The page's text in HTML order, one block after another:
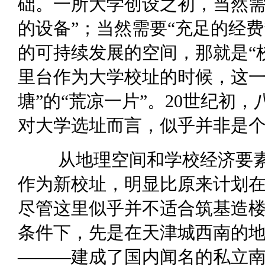
础。一所大学创设之初，当然
的设备”；当然需要“充足的经
的可持续发展的空间，那就是“
里台作为大学校址的时候，这
塘”的“荒凉一片”。20世纪初
对大学选址而言，似乎并非是
从地理空间和学校经济要
作为新校址，明显比原来计划
尽管这里似乎并不适合筑基造
条件下，先是在天津城西南
———建成了国内闻名的私立南